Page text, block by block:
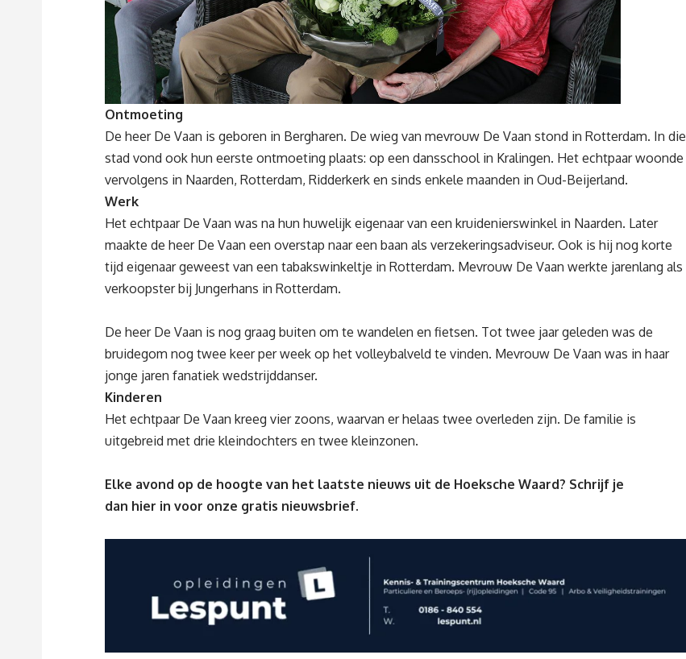
Ontmoeting
De heer De Vaan is geboren in Bergharen. De wieg van mevrouw De Vaan stond in Rotterdam. In die
stad vond ook hun eerste ontmoeting plaats: op een dansschool in Kralingen. Het echtpaar woonde
vervolgens in Naarden, Rotterdam, Ridderkerk en sinds enkele maanden in Oud-Beijerland.
Werk
Het echtpaar De Vaan was na hun huwelijk eigenaar van een kruidenierswinkel in Naarden. Later
maakte de heer De Vaan een overstap naar een baan als verzekeringsadviseur. Ook is hij nog korte
tijd eigenaar geweest van een tabakswinkeltje in Rotterdam. Mevrouw De Vaan werkte jarenlang als
verkoopster bij Jungerhans in Rotterdam.
De heer De Vaan is nog graag buiten om te wandelen en fietsen. Tot twee jaar geleden was de
bruidegom nog twee keer per week op het volleybalveld te vinden. Mevrouw De Vaan was in haar
jonge jaren fanatiek wedstrijddanser.
Kinderen
Het echtpaar De Vaan kreeg vier zoons, waarvan er helaas twee overleden zijn. De familie is
uitgebreid met drie kleindochters en twee kleinzonen.
Elke avond op de hoogte van het laatste nieuws uit de Hoeksche Waard? Schrijf je
dan hier in voor onze gratis nieuwsbrief.